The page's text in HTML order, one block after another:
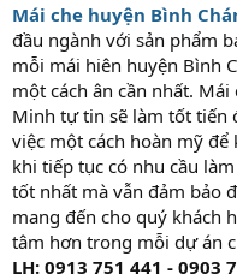
Mái che huyện Bình
đầu ngành với sản phẩm
mỗi mái hiên huyện Bình
một cách ân cần nhất.
Minh tự tin sẽ làm tốt tiến
việc một cách hoàn mỹ
khi tiếp tục có nhu cầu
tốt nhất mà vẫn đảm bảo
mang đến cho quý khách
tâm hơn trong mỗi dự án
LH: 0913 751 441 - 0903